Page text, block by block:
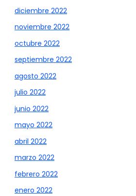
diciembre 2022
noviembre 2022
octubre 2022
septiembre 2022
agosto 2022
julio 2022
junio 2022
mayo 2022
abril 2022
marzo 2022
febrero 2022
enero 2022